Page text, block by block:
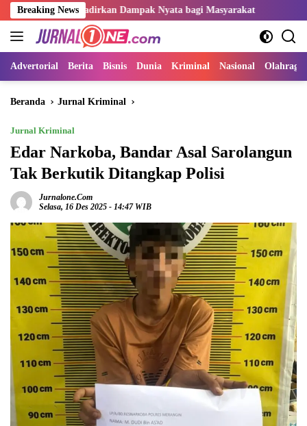
Langsung
ke
konten
Breaking News
Hadirkan Dampak Nyata bagi Masyarakat Sangat
Advertorial Berita Bisnis Dunia Kriminal Nasional Olahraga
Beranda Jurnal Kriminal
Jurnal Kriminal
Edar Narkoba, Bandar Asal Sarolangun
Tak Berkutik Ditangkap Polisi
Jurnalone.com
Selasa, 16 Des 2025 - 14:47 WIB